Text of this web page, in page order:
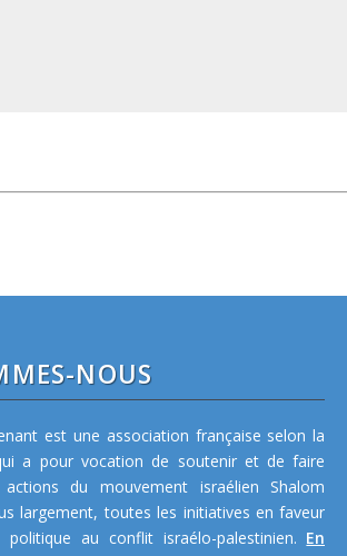
NOUS
est une association française selon la
a pour vocation de soutenir et de faire
du mouvement israélien Shalom
largement, toutes les initiatives en faveur
politique au conflit israélo-palestinien. En